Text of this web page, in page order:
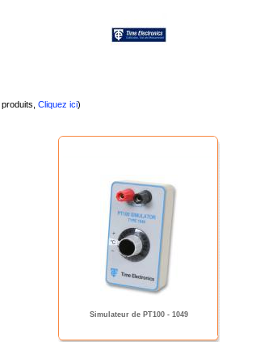
Cliquez ici)
Simulateur de PT100 - 1049